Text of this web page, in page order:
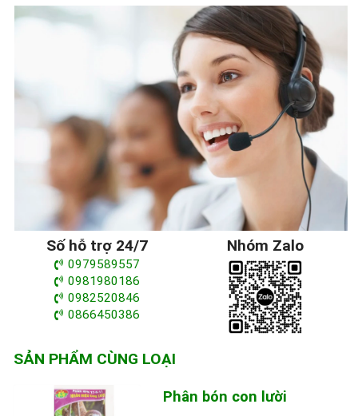
Số hỗ trợ 24/7
0979589557
0981980186
0982520846
0866450386
Nhóm Zalo
SẢN PHẨM CÙNG LOẠI
Phân bón con lười